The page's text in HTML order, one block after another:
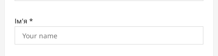
Ім'я *